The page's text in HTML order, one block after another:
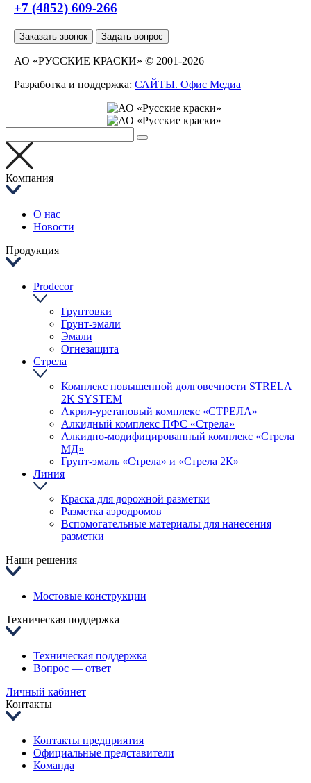
+7 (4852) 609-266
Заказать звонок Задать вопрос
АО «РУССКИЕ КРАСКИ» © 2001-2026
Разработка и поддержка: САЙТЫ. Офис Медиа
Компания
О нас
Новости
Продукция
Prodecor
Грунтовки
Грунт-эмали
Эмали
Огнезащита
Стрела
Комплекс повышенной долговечности STRELA
2K SYSTEM
Акрил-уретановый комплекс «СТРЕЛА»
Алкидный комплекс ПФС «Стрела»
Алкидно-модифицированный комплекс «Стрела
МД»
Грунт-эмаль «Стрела» и «Стрела 2К»
Линия
Краска для дорожной разметки
Разметка аэродромов
Вспомогательные материалы для нанесения
разметки
Наши решения
Мостовые конструкции
Техническая поддержка
Техническая поддержка
Вопрос — ответ
Личный кабинет
Контакты
Контакты предприятия
Официальные представители
Команда